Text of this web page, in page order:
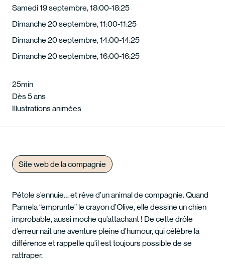
Samedi 19 septembre, 18:00-18:25
Dimanche 20 septembre, 11:00-11:25
Dimanche 20 septembre, 14:00-14:25
Dimanche 20 septembre, 16:00-16:25
25min
Dès 5 ans
Illustrations animées
Site web de la compagnie
Pétole s’ennuie… et rêve d’un animal de compagnie. Quand
Pamela “emprunte” le crayon d’Olive, elle dessine un chien
improbable, aussi moche qu’attachant ! De cette drôle
d’erreur naît une aventure pleine d’humour, qui célèbre la
différence et rappelle qu’il est toujours possible de se
rattraper.